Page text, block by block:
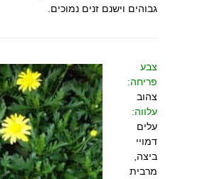
גבוהים וישנם זנים נמוכים.
צבע
פריחה:
צהוב
עלווה:
עלים
דמויי
ביצה,
מרבית